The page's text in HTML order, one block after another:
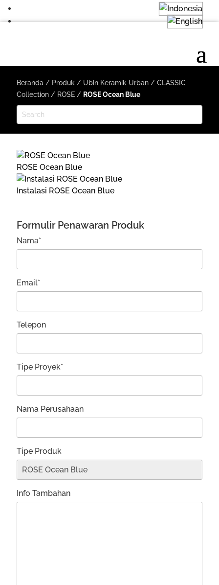
Beranda / Produk / Ubin Keramik Urban/ CLASSIC
Collection/ ROSE/ ROSE Ocean Blue
ROSE Ocean Blue
Instalasi ROSE Ocean Blue
Formulir Penawaran Produk
Nama*
Email*
Telepon
Tipe Proyek*
Nama Perusahaan
Tipe Produk
Info Tambahan